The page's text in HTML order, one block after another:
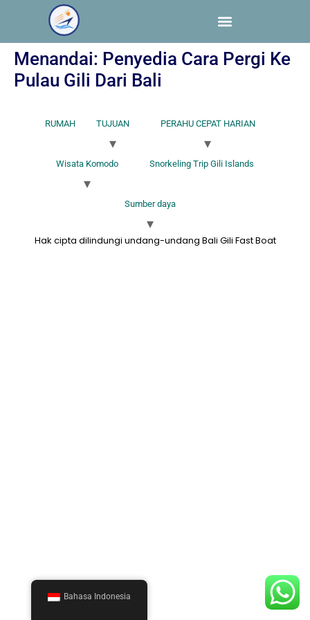
Menandai: Penyedia Cara Pergi Ke
Pulau Gili Dari Bali
RUMAH TUJUAN PERAHU CEPAT HARIAN
Wisata Komodo Snorkeling Trip Gili Islands
Sumber daya
Hak cipta dilindungi undang-undang Bali Gili Fast Boat
Bahasa Indonesia